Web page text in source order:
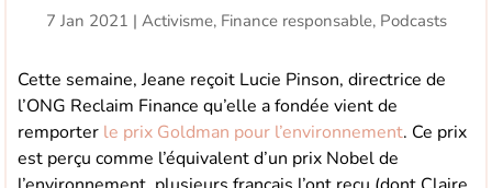
7 Jan 2021 | Activisme, Finance responsable, Podcasts
Cette semaine, Jeane reçoit Lucie Pinson, directrice de
l’ONG Reclaim Finance qu’elle a fondée vient de
remporter le prix Goldman pour l’environnement. Ce prix
est perçu comme l’équivalent d’un prix Nobel de